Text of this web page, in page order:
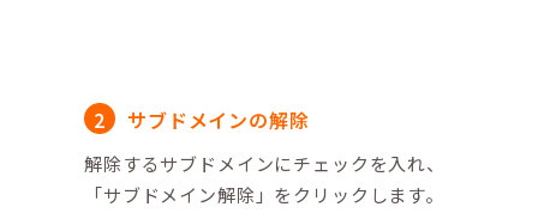
サブドメインの解除
解除するサブドメインにチェックを入れ、
「サブドメイン解除」をクリックします。